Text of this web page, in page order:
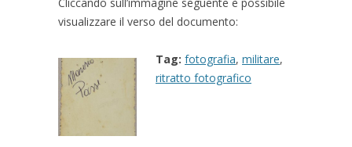
Cliccando sull’immagine seguente è possibile
visualizzare il verso del documento:
Tag: fotografia, militare,
ritratto fotografico